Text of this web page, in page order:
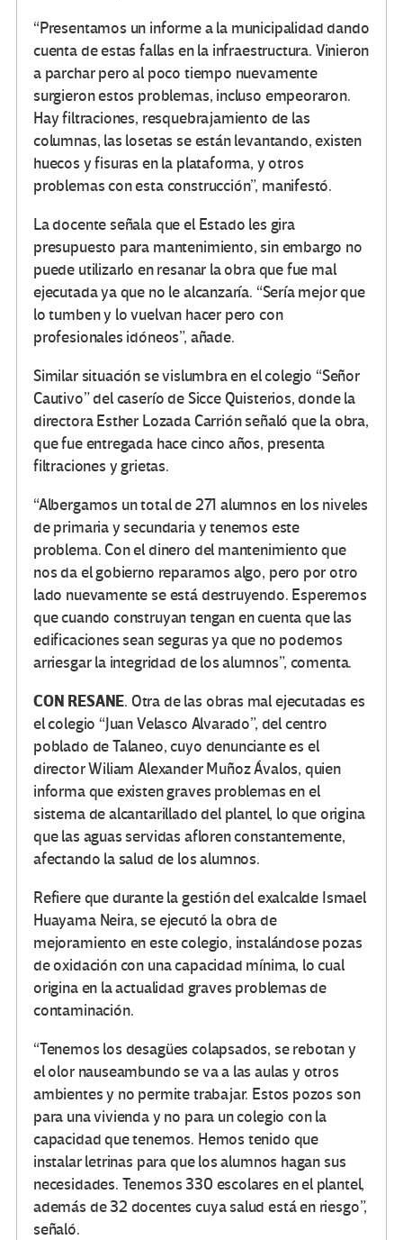
“Presentamos un informe a la municipalidad dando
cuenta de estas fallas en la infraestructura. Vinieron
a parchar pero al poco tiempo nuevamente
surgieron estos problemas, incluso empeoraron.
Hay filtraciones, resquebrajamiento de las
columnas, las losetas se están levantando, existen
huecos y fisuras en la plataforma, y otros
problemas con esta construcción”, manifestó.
La docente señala que el Estado les gira
presupuesto para mantenimiento, sin embargo no
puede utilizarlo en resanar la obra que fue mal
ejecutada ya que no le alcanzaría. “Sería mejor que
lo tumben y lo vuelvan hacer pero con
profesionales idóneos”, añade.
Similar situación se vislumbra en el colegio “Señor
Cautivo” del caserío de Sicce Quisterios, donde la
directora Esther Lozada Carrión señaló que la obra,
que fue entregada hace cinco años, presenta
filtraciones y grietas.
“Albergamos un total de 271 alumnos en los niveles
de primaria y secundaria y tenemos este
problema. Con el dinero del mantenimiento que
nos da el gobierno reparamos algo, pero por otro
lado nuevamente se está destruyendo. Esperemos
que cuando construyan tengan en cuenta que las
edificaciones sean seguras ya que no podemos
arriesgar la integridad de los alumnos”, comenta.
CON RESANE. Otra de las obras mal ejecutadas es
el colegio “Juan Velasco Alvarado”, del centro
poblado de Talaneo, cuyo denunciante es el
director Wiliam Alexander Muñoz Ávalos, quien
informa que existen graves problemas en el
sistema de alcantarillado del plantel, lo que origina
que las aguas servidas afloren constantemente,
afectando la salud de los alumnos.
Refiere que durante la gestión del exalcalde Ismael
Huayama Neira, se ejecutó la obra de
mejoramiento en este colegio, instalándose pozas
de oxidación con una capacidad mínima, lo cual
origina en la actualidad graves problemas de
contaminación.
“Tenemos los desagües colapsados, se rebotan y
el olor nauseambundo se va a las aulas y otros
ambientes y no permite trabajar. Estos pozos son
para una vivienda y no para un colegio con la
capacidad que tenemos. Hemos tenido que
instalar letrinas para que los alumnos hagan sus
necesidades. Tenemos 330 escolares en el plantel,
además de 32 docentes cuya salud está en riesgo”,
señaló.